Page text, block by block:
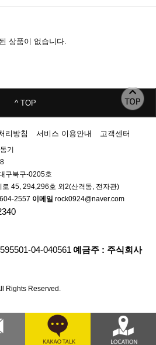
상품이 없습니다.
^ TOP
리방침 서비스 이용안내 고객센터
기
구북구-0205호
45, 294,296호 외2(산격동, 전자관)
2557 이메일 rock0924@naver.com
04-040561 예금주 : 주식회사
Rights Reserved.